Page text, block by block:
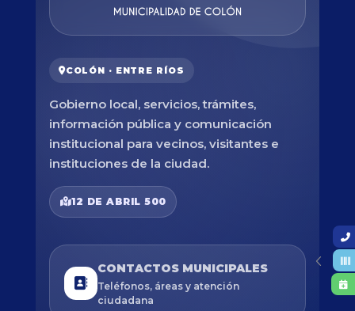
COLÓN · ENTRE RÍOS
Gobierno local, servicios, trámites,
información pública y comunicación
institucional para vecinos, visitantes e
instituciones de la ciudad.
12 DE ABRIL 500
CONTACTOS MUNICIPALES
Teléfonos, áreas y atención
ciudadana